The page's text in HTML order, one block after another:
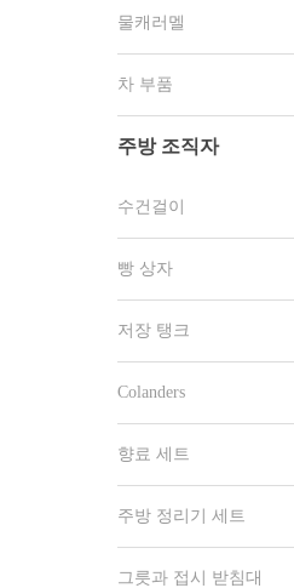
물캐러멜
차 부품
주방 조직자
수건걸이
빵 상자
저장 탱크
Colanders
향료 세트
주방 정리기 세트
그릇과 접시 받침대